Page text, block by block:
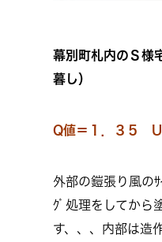
幕別町札内のＳ様
暮し）
Q値＝１．３５
外部の鎧張り風の
ｸﾞ処理をしてから
す、、、内部は造